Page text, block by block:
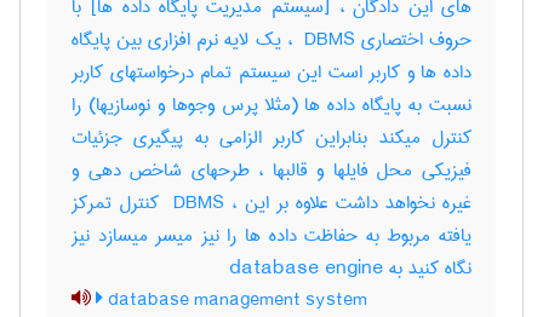
های این دادگان ، [سیستم مدیریت پایگاه داده ها] با
حروف اختصاری ‎ DBMS ، یک لایه نرم افزاری بین پایگاه
داده ها و کاربر است این سیستم تمام درخواستهای کاربر
نسبت به پایگاه داده ها (مثلا پرس وجوها و نوسازیها) را
کنترل میکند بنابراین کاربر الزامی به پیگیری جزئیات
فیزیکی محل فایلها و قالبها ، طرحهای شاخص دهی و
غیره نخواهد داشت علاوه بر این ، ‎ DBMS کنترل تمرکز
یافته مربوط به حفاظت داده ها را نیز میسر میسازد نیز
نگاه کنید به ‎ database engine
database management system